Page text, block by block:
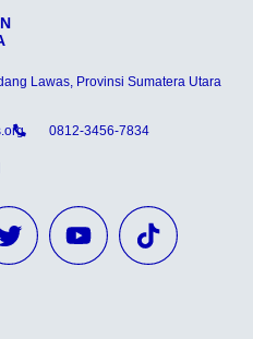
Lawas, Provinsi Sumatera Utara
0812-3456-7834